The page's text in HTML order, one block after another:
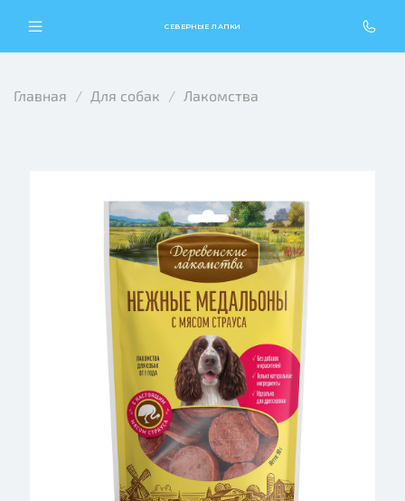
СЕВЕРНЫЕ ЛАПКИ
Главная Для собак Лакомства